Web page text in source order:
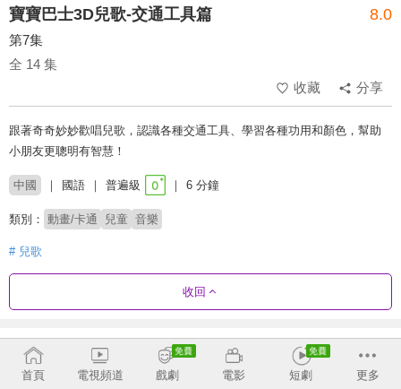
寶寶巴士3D兒歌-交通工具篇 8.0
第7集
全 14 集
收藏
分享
跟著奇奇妙妙歡唱兒歌，認識各種交通工具、學習各種功用和顏色，幫助
小朋友更聰明有智慧！
中國 國語 普遍級 6 分鐘
類別： 動畫/卡通 兒童 音樂
# 兒歌
收回
劇集列表 正序
交通工具篇 美食篇 健康防護 美食小當家
首頁 電視頻道 戲劇 電影 短劇 更多